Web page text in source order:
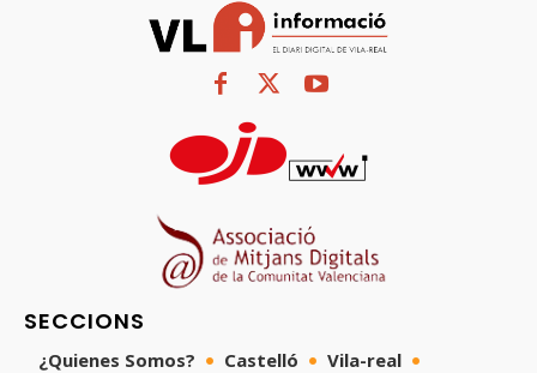
SECCIONS
¿Quienes Somos? Castelló
Vila-real